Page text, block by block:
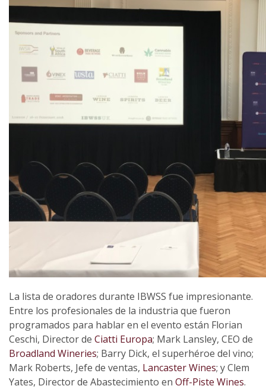
La lista de oradores durante IBWSS fue impresionante.
Entre los profesionales de la industria que fueron
programados para hablar en el evento están Florian
Ceschi, Director de Ciatti Europa; Mark Lansley, CEO de
Broadland Wineries; Barry Dick, el superhéroe del vino;
Mark Roberts, Jefe de ventas, Lancaster Wines; y Clem
Yates, Director de Abastecimiento en Off-Piste Wines.